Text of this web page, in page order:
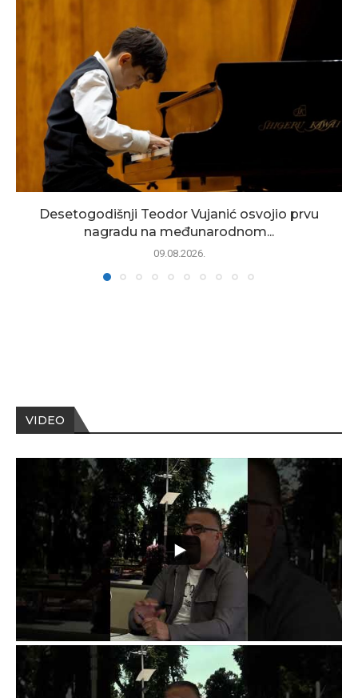
Desetogodišnji Teodor Vujanić osvojio prvu
nagradu na međunarodnom...
09.08.2026.
VIDEO